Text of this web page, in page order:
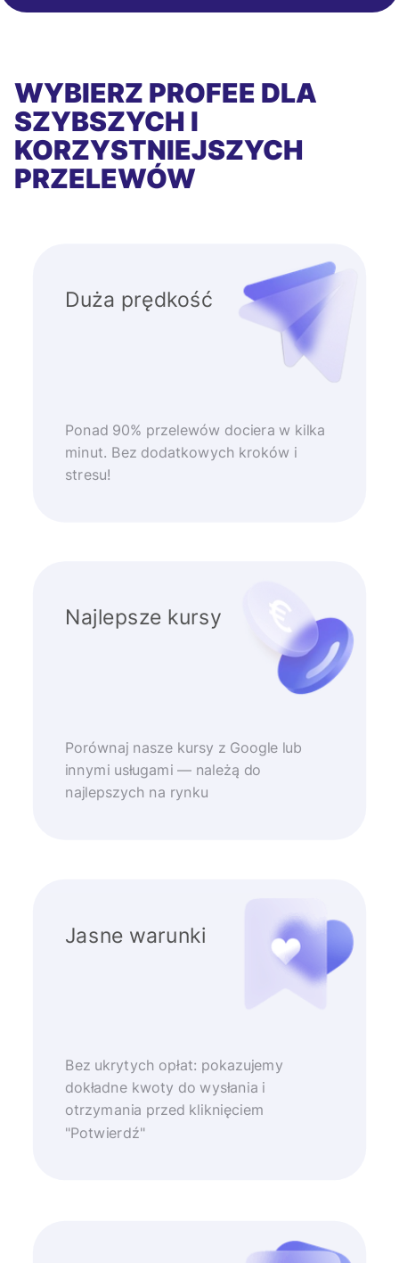
WYBIERZ PROFEE DLA
SZYBSZYCH I
KORZYSTNIEJSZYCH
PRZELEWÓW
Duża prędkość
Ponad 90% przelewów dociera w kilka
minut. Bez dodatkowych kroków i
stresu!
Najlepsze kursy
Porównaj nasze kursy z Google lub
innymi usługami — należą do
najlepszych na rynku
Jasne warunki
Bez ukrytych opłat: pokazujemy
dokładne kwoty do wysłania i
otrzymania przed kliknięciem
"Potwierdź"